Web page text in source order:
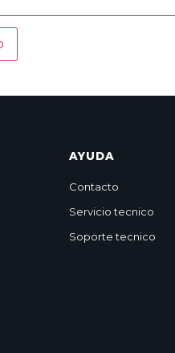
AYUDA
Contacto
Servicio tecnico
Soporte tecnico